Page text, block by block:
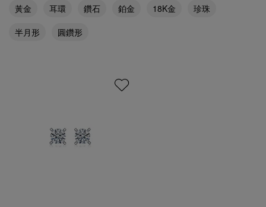
黃金 耳環 鑽石 鉑金 18K金
珍珠
半月形
圓鑽形